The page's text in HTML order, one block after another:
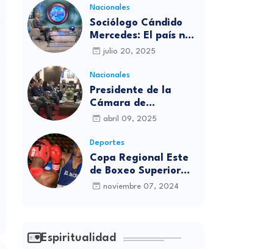
Nacionales
Sociólogo Cándido
Mercedes: El país no
está preparado para
independientes
julio 20, 2025
Nacionales
Presidente de la
Cámara de
diputados se
víctimas de la
discoteca Jet Set
abril 09, 2025
Deportes
Copa Regional Este
de Boxeo Superior
será inaugurada este
noviembre 07, 2024
Espiritualidad